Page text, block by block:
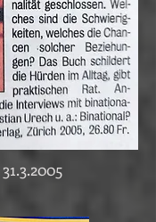
31.3.2005